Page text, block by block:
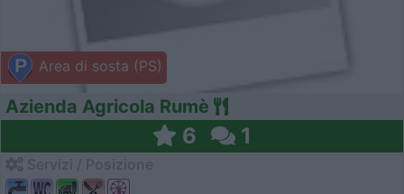
Area di sosta (PS)
Azienda Agricola Rumè
6 1